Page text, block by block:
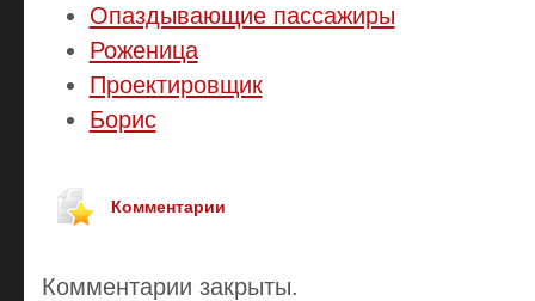
Опаздывающие пассажиры
Роженица
Проектировщик
Борис
Комментарии
Комментарии закрыты.